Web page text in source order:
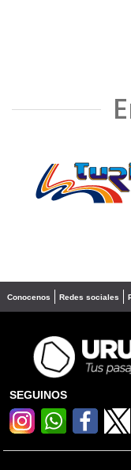
❮
Conocenos Redes sociales
SEGUINOS